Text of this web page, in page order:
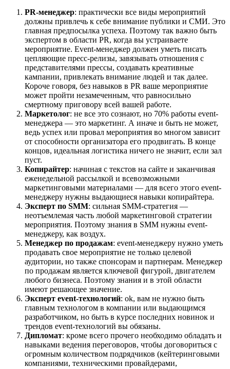
PR-менеджер: практически все виды мероприятий
должны привлечь к себе внимание публики и СМИ. Это
главная предпосылка успеха. Поэтому так важно быть
экспертом в области PR, когда вы устраиваете
мероприятие. Event-менеджер должен уметь писать
цепляющие пресс-релизы, завязывать отношения с
представителями прессы, создавать креативные
кампании, привлекать внимание людей и так далее.
Короче говоря, без навыков в PR ваше мероприятие
может пройти незамеченным, что равносильно
смертному приговору всей вашей работе.
Маркетолог: не все это сознают, но 70% работы event-
менеджера — это маркетинг. А иначе и быть не может,
ведь успех или провал мероприятия во многом зависит
от способности организатора его продвигать. В конце
концов, идеальная логистика ничего не значит, если зал
пуст.
Копирайтер: начиная с текстов на сайте и заканчивая
еженедельной рассылкой и всевозможными
маркетинговыми материалами — для всего этого event-
менеджеру нужны выдающиеся навыки копирайтера.
Эксперт по SMM: сильная SMM-стратегия —
неотъемлемая часть любой маркетинговой стратегии
мероприятия. Поэтому знания в SMM нужны event-
менеджеру, как воздух.
Менеджер по продажам: event-менеджеру нужно уметь
продавать свое мероприятие не только целевой
аудитории, но также спонсорам и партнерам. Менеджер
по продажам является ключевой фигурой, двигателем
любого бизнеса. Поэтому знания и в этой области
имеют решающее значение.
Эксперт event-технологий: ok, вам не нужно быть
главным технологом в компании или выдающимся
разработчиком, но быть в курсе последних новинок и
трендов event-технологий вы обязаны.
Дипломат: кроме всего прочего необходимо обладать и
навыками ведения переговоров, чтобы договориться с
огромным количеством подрядчиков (кейтеринговыми
компаниями, техническими провайдерами,